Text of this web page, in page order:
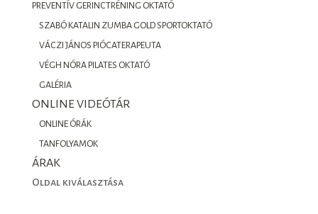
PREVENTÍV GERINCTRÉNING OKTATÓ
SZABÓ KATALIN ZUMBA GOLD SPORTOKTATÓ
VÁCZI JÁNOS PIÓCATERAPEUTA
VÉGH NÓRA PILATES OKTATÓ
GALÉRIA
ONLINE VIDEÓTÁR
ONLINE ÓRÁK
TANFOLYAMOK
ÁRAK
Oldal kiválasztása